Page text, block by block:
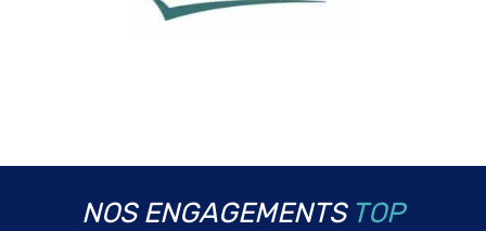
NOS ENGAGEMENTS TOP